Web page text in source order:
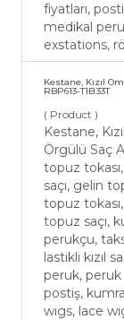
fiyatları,
medikal
exstations,
Kestane, Kızıl
RBP613-T1B.33T
( Product )
Kestane,
Örgülü Saç
topuz
saçı, gelin
topuz tokası,
topuz saçı,
perukçu,
lastikli kızıl
peruk, peruk
postiş,
wigs, lace